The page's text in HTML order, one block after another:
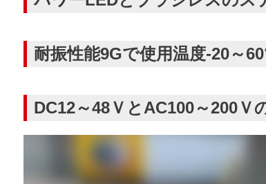
耐振性能9Gで使用温度-20～
DC12～48ＶとAC100～200